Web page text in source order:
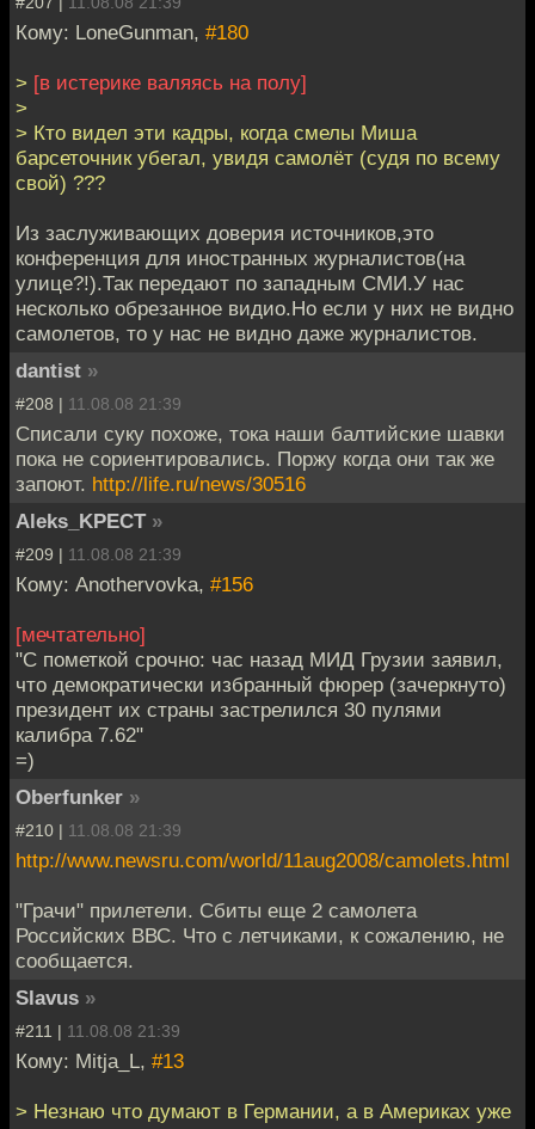
Кому: LoneGunman, #180
> [в истерике валяясь на полу]
>
> Кто видел эти кадры, когда смелы Миша
барсеточник убегал, увидя самолёт (судя по всему
свой) ???
Из заслуживающих доверия источников,это
конференция для иностранных журналистов(на
улице?!).Так передают по западным СМИ.У нас
несколько обрезанное видио.Но если у них не видно
самолетов, то у нас не видно даже журналистов.
dantist »
#208 | 11.08.08 21:39
Списали суку похоже, тока наши балтийские шавки
пока не сориентировались. Поржу когда они так же
запоют. http://life.ru/news/30516
Aleks_KPECT »
#209 | 11.08.08 21:39
Кому: Anothervovka, #156
[мечтательно]
"С пометкой срочно: час назад МИД Грузии заявил,
что демократически избранный фюрер (зачеркнуто)
президент их страны застрелился 30 пулями
калибра 7.62"
=)
Oberfunker »
#210 | 11.08.08 21:39
http://www.newsru.com/world/11aug2008/camolets.html
"Грачи" прилетели. Сбиты еще 2 самолета
Российских ВВС. Что с летчиками, к сожалению, не
сообщается.
Slavus »
#211 | 11.08.08 21:39
Кому: Mitja_L, #13
> Незнаю что думают в Германии, а в Америках уже